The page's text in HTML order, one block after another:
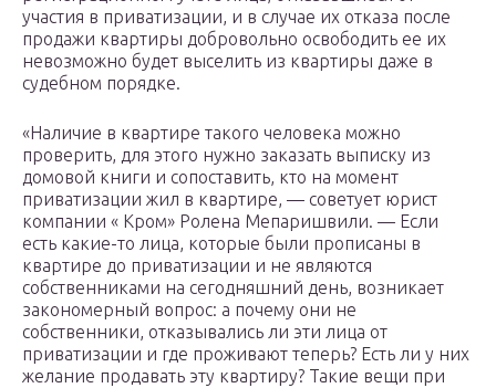
участия в приватизации, и в случае их отказа после
продажи квартиры добровольно освободить ее их
невозможно будет выселить из квартиры даже в
судебном порядке.
«Наличие в квартире такого человека можно
проверить, для этого нужно заказать выписку из
домовой книги и сопоставить, кто на момент
приватизации жил в квартире, — советует юрист
компании « Кром» Ролена Мепаришвили. — Если
есть какие-то лица, которые были прописаны в
квартире до приватизации и не являются
собственниками на сегодняшний день, возникает
закономерный вопрос: а почему они не
собственники, отказывались ли эти лица от
приватизации и где проживают теперь? Есть ли у них
желание продавать эту квартиру? Такие вещи при